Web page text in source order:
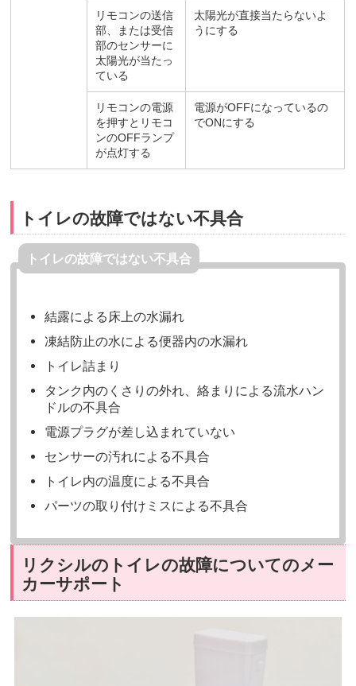
リモコンの送信
部、または受信
部のセンサーに
太陽光が当たっ
ている
太陽光が直接当たらないよ
うにする
リモコンの電源
を押すとリモコ
ンのOFFランプ
が点灯する
電源がOFFになっているの
でONにする
トイレの故障ではない不具合
トイレの故障ではない不具合
結露による床上の水漏れ
凍結防止の水による便器内の水漏れ
トイレ詰まり
タンク内のくさりの外れ、絡まりによる流水ハン
ドルの不具合
電源プラグが差し込まれていない
センサーの汚れによる不具合
トイレ内の温度による不具合
パーツの取り付けミスによる不具合
リクシルのトイレの故障についてのメー
カーサポート